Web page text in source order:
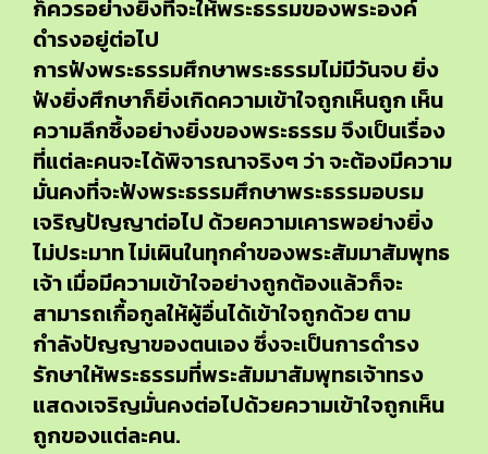
ก็ควรอย่างยิ่งที่จะให้พระธรรมของพระองค์
ดำรงอยู่ต่อไป
การฟังพระธรรมศึกษาพระธรรมไม่มีวันจบ ยิ่ง
ฟังยิ่งศึกษาก็ยิ่งเกิดความเข้าใจถูกเห็นถูก เห็น
ความลึกซึ้งอย่างยิ่งของพระธรรม จึงเป็นเรื่อง
ที่แต่ละคนจะได้พิจารณาจริงๆ ว่า จะต้องมีความ
มั่นคงที่จะฟังพระธรรมศึกษาพระธรรมอบรม
เจริญปัญญาต่อไป ด้วยความเคารพอย่างยิ่ง
ไม่ประมาท ไม่เผินในทุกคำของพระสัมมาสัมพุทธ
เจ้า เมื่อมีความเข้าใจอย่างถูกต้องแล้วก็จะ
สามารถเกื้อกูลให้ผู้อื่นได้เข้าใจถูกด้วย ตาม
กำลังปัญญาของตนเอง ซึ่งจะเป็นการดำรง
รักษาให้พระธรรมที่พระสัมมาสัมพุทธเจ้าทรง
แสดงเจริญมั่นคงต่อไปด้วยความเข้าใจถูกเห็น
ถูกของแต่ละคน.